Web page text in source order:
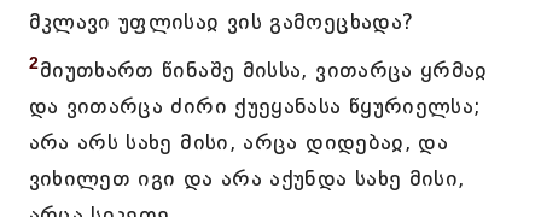
მკლავი უფლისაჲ ვის გამოეცხადა?
2მიუთხართ წინაშე მისსა, ვითარცა ყრმაჲ
და ვითარცა ძირი ქუეყანასა წყურიელსა;
არა არს სახე მისი, არცა დიდებაჲ, და
ვიხილეთ იგი და არა აქუნდა სახე მისი,